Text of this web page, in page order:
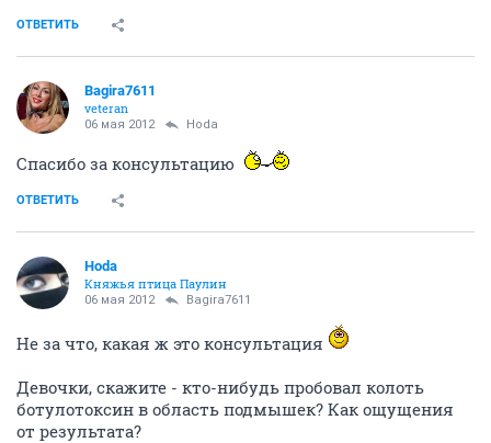
ОТВЕТИТЬ
Bagira7611
veteran
06 мая 2012 Hoda
Спасибо за консультацию
ОТВЕТИТЬ
Hoda
Княжья птица Паулин
06 мая 2012 Bagira7611
Не за что, какая ж это консультация
Девочки, скажите - кто-нибудь пробовал колоть
ботулотоксин в область подмышек? Как ощущения
от результата?